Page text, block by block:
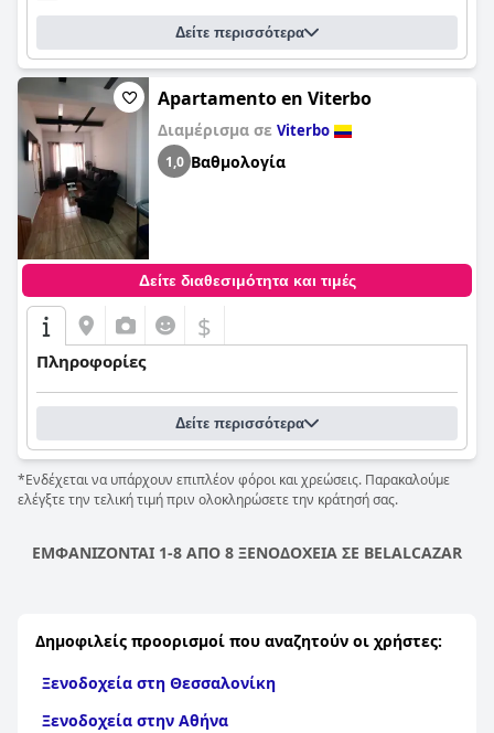
Δείτε περισσότερα
Apartamento en Viterbo
Διαμέρισμα σε Viterbo
1,0 Βαθμολογία
Δείτε διαθεσιμότητα και τιμές
$
Πληροφορίες
Δείτε περισσότερα
*Ενδέχεται να υπάρχουν επιπλέον φόροι και χρεώσεις. Παρακαλούμε
ελέγξτε την τελική τιμή πριν ολοκληρώσετε την κράτησή σας.
ΕΜΦΑΝΙΖΟΝΤΑΙ 1-8 ΑΠΟ 8 ΞΕΝΟΔΟΧΕΙΑ ΣΕ BELALCAZAR
Δημοφιλείς προορισμοί που αναζητούν οι χρήστες:
Ξενοδοχεία στη Θεσσαλονίκη
Ξενοδοχεία στην Αθήνα